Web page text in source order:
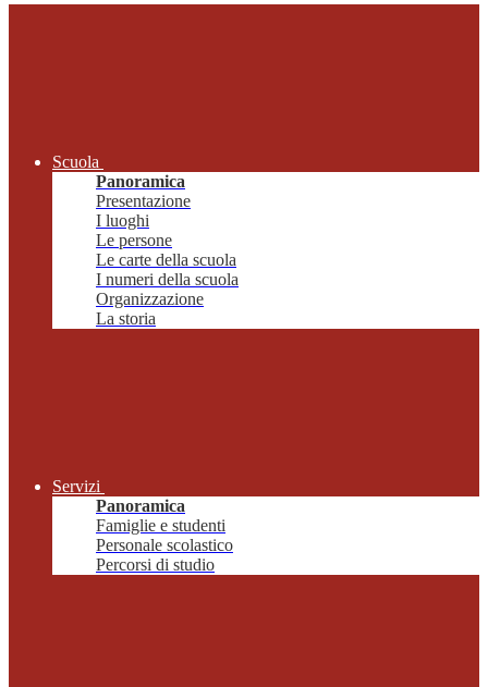
Scuola
Panoramica
Presentazione
I luoghi
Le persone
Le carte della scuola
I numeri della scuola
Organizzazione
La storia
Servizi
Panoramica
Famiglie e studenti
Personale scolastico
Percorsi di studio